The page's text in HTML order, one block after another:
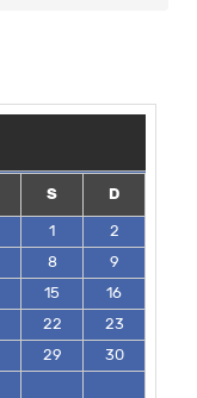
S
D
1
2
8
9
15
16
22
23
29
30